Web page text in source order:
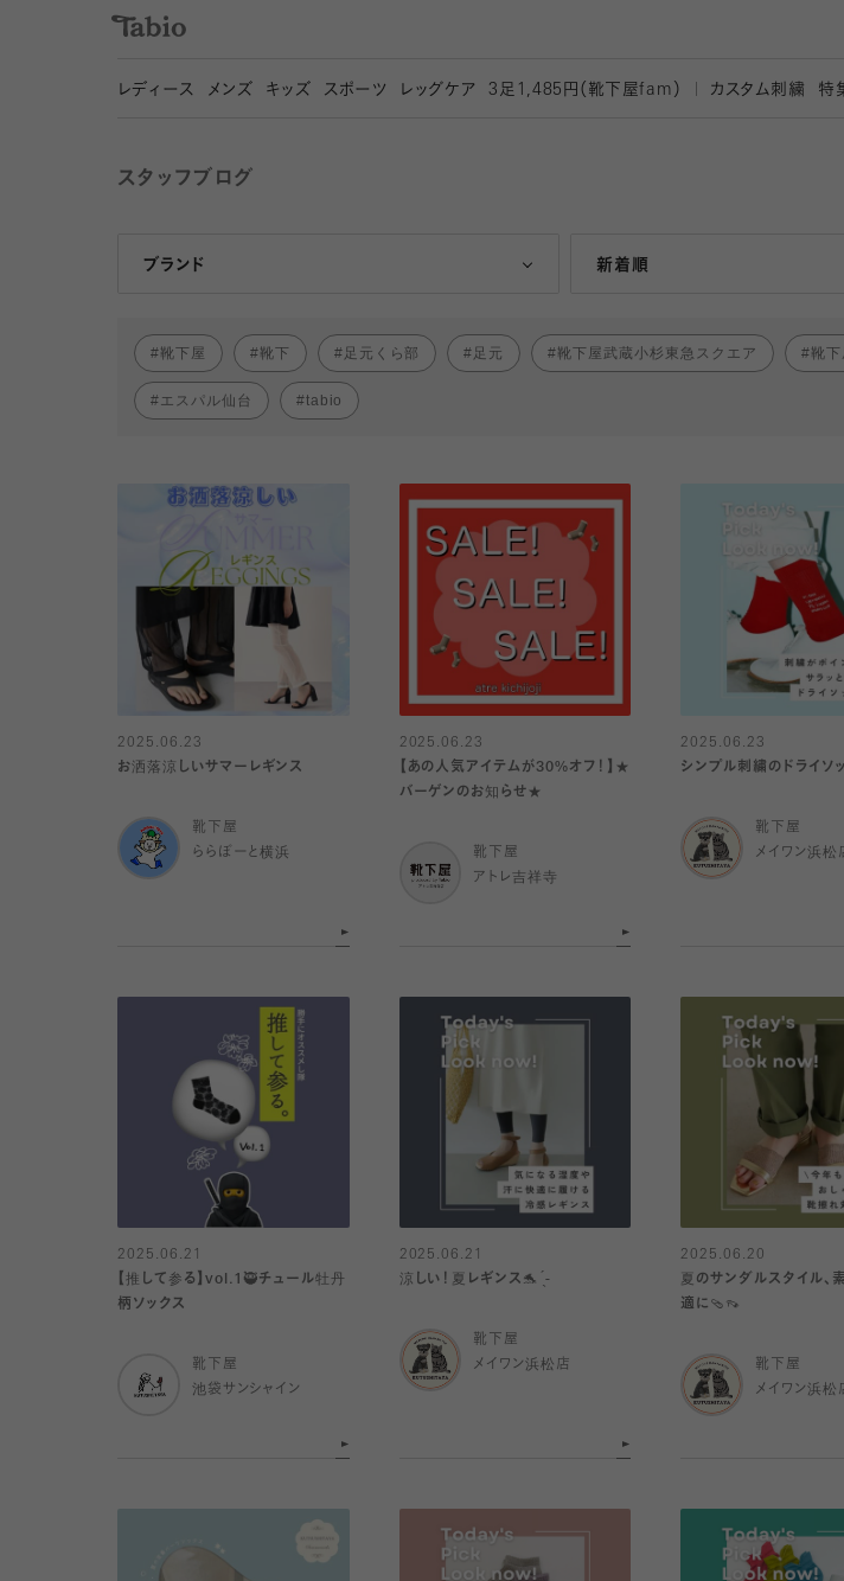
レディース メンズ キッズ スポーツ レッグケア 3 足1,485円（靴下屋fam） カスタム刺繍 特
スタッフブログ
ブランド
Tabio 新着順
人気ランキング順
靴下屋 靴下 足元くら部 足元 靴下屋武蔵小杉東急スクエア 靴
エスパル仙台 tabio
2025.06.23
お洒落涼しいサマーレギンス
靴下屋
ららぽーと横浜
2025.06.23
【あの人気アイテムが30%オフ！】★
バーゲンのお知らせ★
靴下屋
アトレ吉祥寺
2025.06.23
シンプル刺繍のドライソ
靴下屋
メイワン浜松
2025.06.21
【推して参る】vol.1🥷チュール牡丹
柄ソックス
靴下屋
池袋サンシャイン
2025.06.21
涼しい！夏レギンス🐬︎ ̖́-
靴下屋
メイワン浜松店
2025.06.20
夏のサンダルスタイル、
適に🩴👡
靴下屋
メイワン浜松